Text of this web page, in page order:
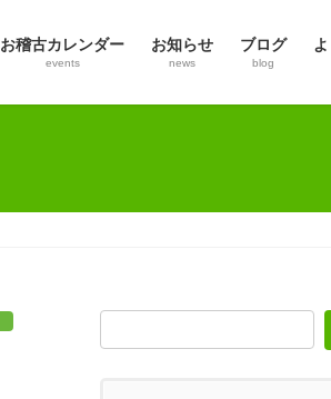
お稽古カレンダー
events
お知らせ
news
ブログ
blog